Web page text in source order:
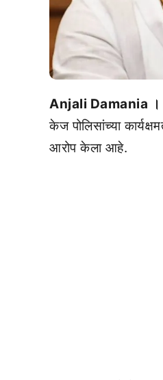
Anjali Damania ।
केज पोलिसांच्या
आरोप केला आहे.